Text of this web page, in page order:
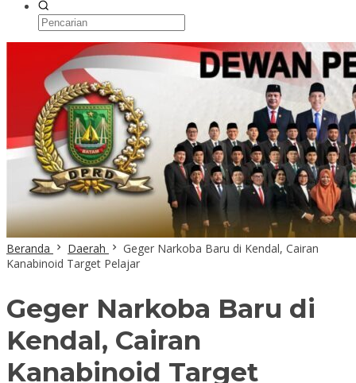
Beranda Daerah
Geger Narkoba Baru di Kendal, Cairan
Kanabinoid Target Pelajar
Geger Narkoba Baru di
Kendal, Cairan
Kanabinoid Target